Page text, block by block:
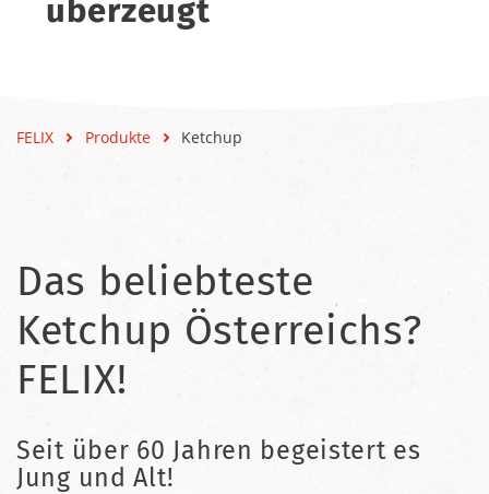
überzeugt
FELIX Produkte Ketchup
Das beliebteste
Ketchup Österreichs?
FELIX!
Seit über 60 Jahren begeistert es
Jung und Alt!